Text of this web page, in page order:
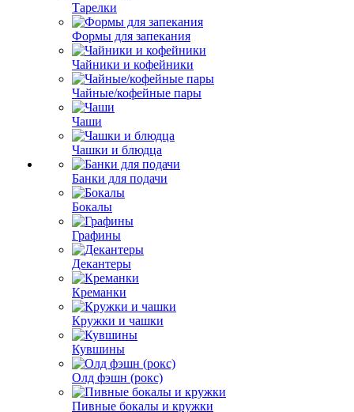
Тарелки
Формы для запекания
Чайники и кофейники
Чайные/кофейные пары
Чаши
Чашки и блюдца
Банки для подачи
Бокалы
Графины
Декантеры
Креманки
Кружки и чашки
Кувшины
Олд фэшн (рокс)
Пивные бокалы и кружки